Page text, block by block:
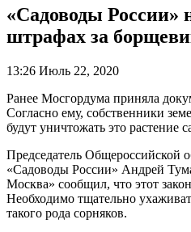
«Садоводы России»
штрафах за
13:26 Июль 22, 2020
Ранее Мосгордума приняла
Согласно ему, собственники
будут уничтожать это растение
Председатель Общероссийской
«Садоводы России» Андрей
Москва» сообщил, что этот
Необходимо тщательно
такого рода сорняков.